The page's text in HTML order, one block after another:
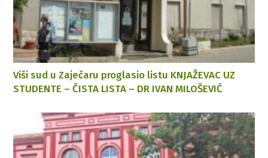
Viši sud u Zaječaru proglasio listu KNJAŽEVAC UZ
STUDENTE – ČISTA LISTA – DR IVAN MILOŠEVIĆ